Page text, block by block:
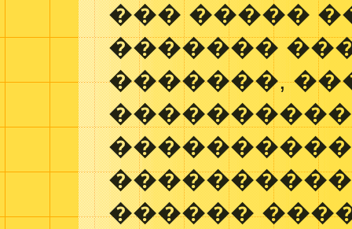
��� �����
�������
�������,
������